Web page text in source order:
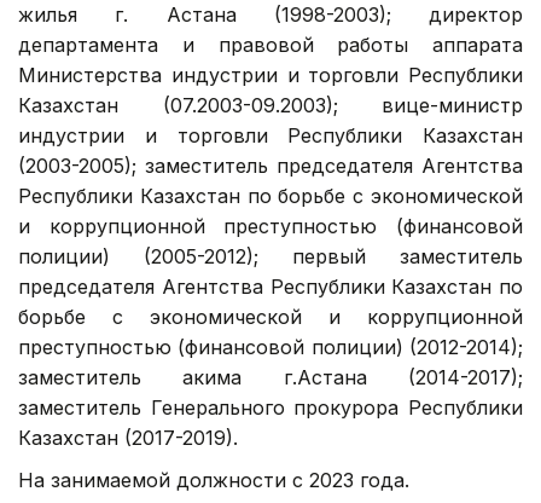
жилья г. Астана (1998-2003); директор
департамента и правовой работы аппарата
Министерства индустрии и торговли Республики
Казахстан (07.2003-09.2003); вице-министр
индустрии и торговли Республики Казахстан
(2003-2005); заместитель председателя Агентства
Республики Казахстан по борьбе с экономической
и коррупционной преступностью (финансовой
полиции) (2005-2012); первый заместитель
председателя Агентства Республики Казахстан по
борьбе с экономической и коррупционной
преступностью (финансовой полиции) (2012-2014);
заместитель акима г.Астана (2014-2017);
заместитель Генерального прокурора Республики
Казахстан (2017-2019).
На занимаемой должности с 2023 года.